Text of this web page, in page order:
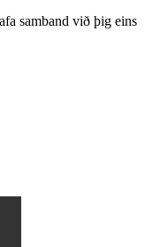
samband við þig eins